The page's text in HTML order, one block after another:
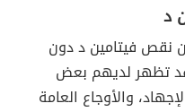
د
نقص فيتامين د دون
تظهر لديهم بعض
والأوجاع العامة